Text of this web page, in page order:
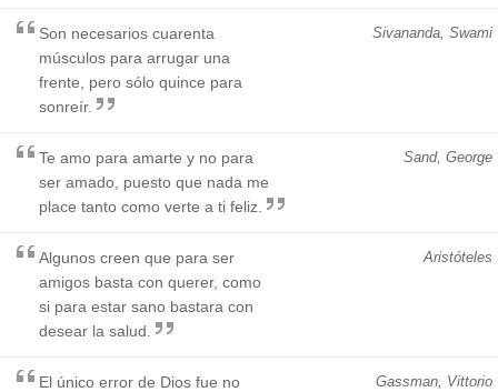
Sivananda, Swami
Son necesarios cuarenta
músculos para arrugar una
frente, pero sólo quince para
sonreír.
Sand, George
Te amo para amarte y no para
ser amado, puesto que nada me
place tanto como verte a ti feliz.
Aristóteles
Algunos creen que para ser
amigos basta con querer, como
si para estar sano bastara con
desear la salud.
Gassman, Vittorio
El único error de Dios fue no